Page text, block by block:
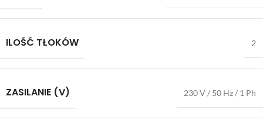
ILOŚĆ TŁOKÓW 2
ZASILANIE (V) 230 V / 50 Hz / 1 Ph